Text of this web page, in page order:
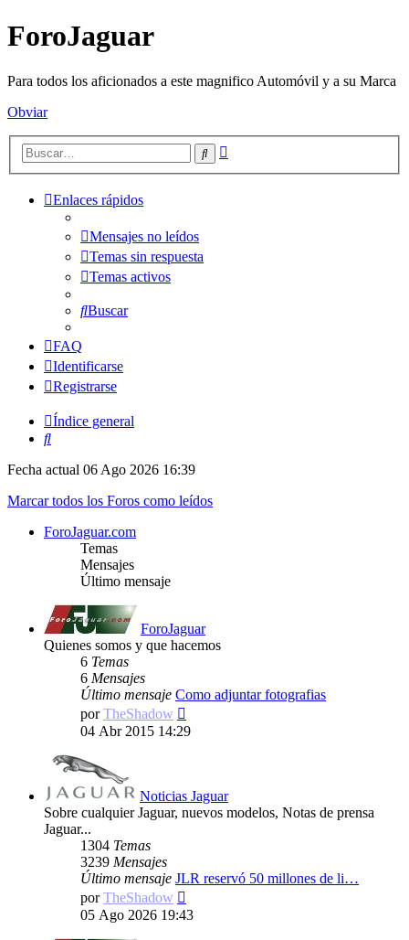
ForoJaguar
Para todos los aficionados a este magnifico Automóvil y a su Marca
Obviar
Buscar
Enlaces rápidos
Mensajes no leídos
Temas sin respuesta
Temas activos
Buscar
FAQ
Identificarse
Registrarse
Índice general
Buscar
Fecha actual 06 Ago 2026 16:39
Marcar todos los Foros como leídos
ForoJaguar.com
Temas
Mensajes
Último mensaje
ForoJaguar
Quienes somos y que hacemos
6 Temas
6 Mensajes
Último mensaje Como adjuntar fotografias
porTheShadow
último
04 Abr 2015 14:29
Noticias Jaguar
Sobre cualquier Jaguar, nuevos modelos, Notas de prensa
Jaguar...
1304 Temas
3239 Mensajes
Último mensaje JLR reservó 50 millones de li…
porTheShadow
último
05 Ago 2026 19:43